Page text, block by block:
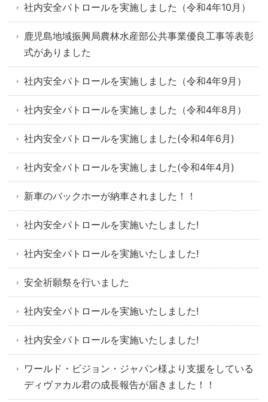
社内安全パトロールを実施しました（令和4年10月）
鹿児島地域振興局農林水産部公共事業優良工事等表彰
式がありました
社内安全パトロールを実施しました（令和4年9月）
社内安全パトロールを実施しました（令和4年8月）
社内安全パトロールを実施しました(令和4年6月)
社内安全パトロールを実施しました(令和4年4月)
新車のバックホーが納車されました！！
社内安全パトロールを実施いたしました!
社内安全パトロールを実施いたしました!
安全祈願祭を行いました
社内安全パトロールを実施いたしました!
社内安全パトロールを実施いたしました!
ワールド・ビジョン・ジャパン様より支援をしている
ディヴァカル君の成長報告が届きました！！